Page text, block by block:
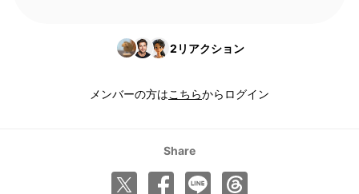
2 リアクション
メンバーの方はこちらからログイン
Share